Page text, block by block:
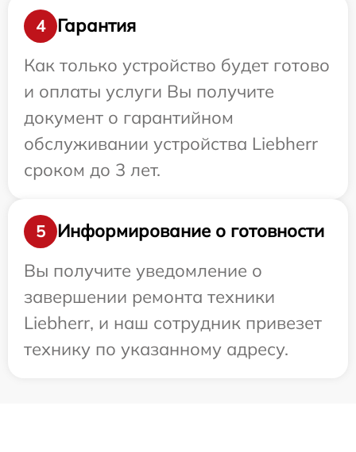
4
Гарантия
Как только устройство будет готово
и оплаты услуги Вы получите
документ о гарантийном
обслуживании устройства Liebherr
сроком до 3 лет.
5
Информирование о готовности
Вы получите уведомление о
завершении ремонта техники
Liebherr, и наш сотрудник привезет
технику по указанному адресу.